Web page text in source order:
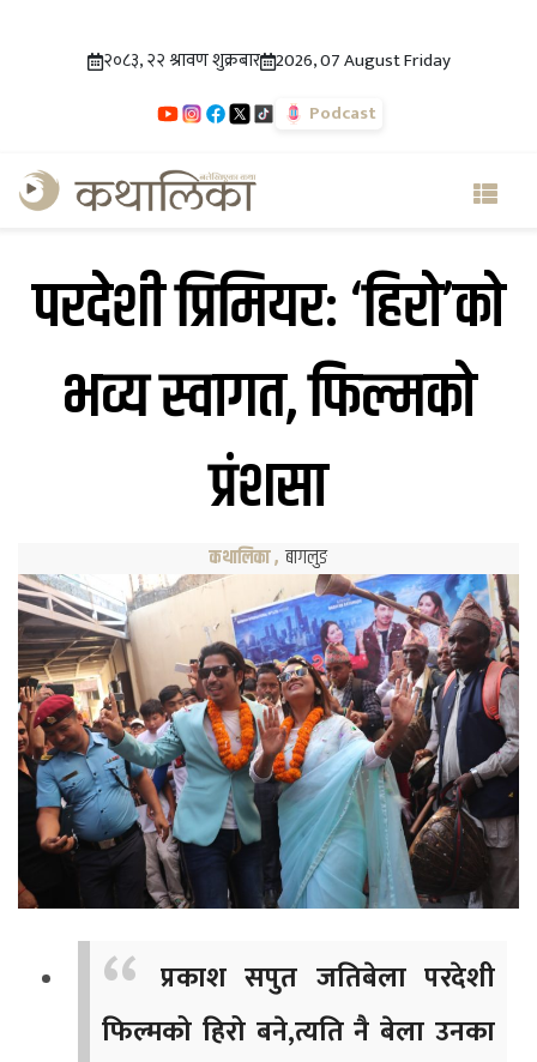
२०८३, २२ श्रावण शुक्रबार 2026, 07 August Friday
Podcast
परदेशी प्रिमियरः ‘हिरो’को
भव्य स्वागत, फिल्मको
प्रंशसा
कथालिका, बागलुङ
प्रकाश सपुत जतिबेला परदेशी
फिल्मको हिरो बने,त्यति नै बेला उनका